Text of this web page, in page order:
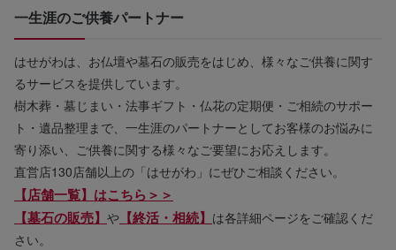
一生涯のご供養パートナー
はせがわは、お仏壇や墓石の販売をはじめ、様々なご供養に関す
るサービスを提供しています。
樹木葬・墓じまい・法事ギフト・仏花の定期便・ご相続のサポー
ト・遺品整理まで、一生涯のパートナーとしてお客様のお悩みに
寄り添い、ご供養に関する様々なご要望にお応えします。
直営店130店舗以上の「はせがわ」にぜひご相談ください。
【店舗一覧】はこちら＞＞
【墓石の販売】 や 【終活・相続】 は各詳細ページをご確認くだ
さい。